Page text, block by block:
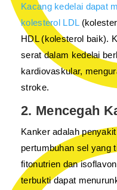
Kacang kedelai dapat
kolesterol LDL
HDL (kolesterol baik).
serat dalam kedelai
kardiovaskular,
stroke.
2. Mencegah
Kanker adalah
pertumbuhan sel yang
fitonutrien dan
terbukti dapat